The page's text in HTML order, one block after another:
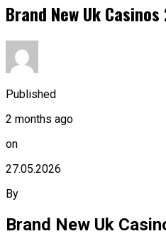
Brand New Uk
Published
2 months ago
on
27.05.2026
By
Brand New Uk